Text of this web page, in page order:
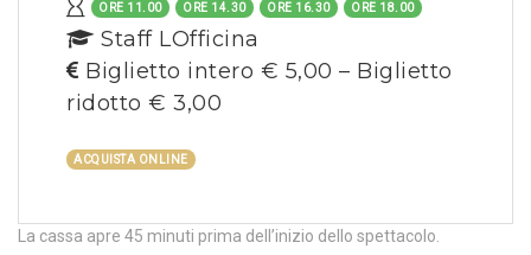
ORE 11.00 ORE 14.30 ORE 16.30 ORE 18.00
Staff LOfficina
Biglietto intero € 5,00 – Biglietto
ridotto € 3,00
ACQUISTA ONLINE
La cassa apre 45 minuti prima dell’inizio dello spettacolo.